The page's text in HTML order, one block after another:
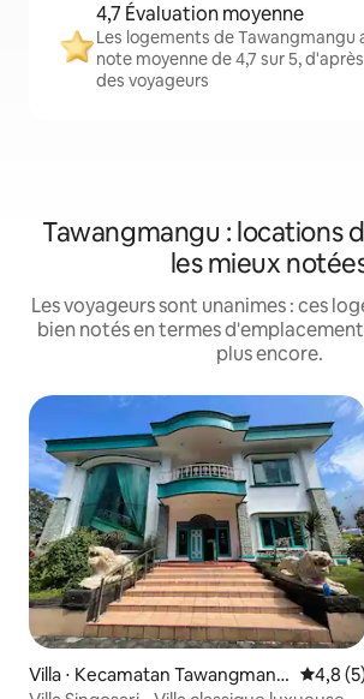
4,7 Évaluation moyenne
Les logements de Tawangmangu
note moyenne de 4,7 sur 5,
des voyageurs
Tawangmangu : locations
les mieux
Les voyageurs sont unanimes : ces
bien notés en termes
plus encore.
Villa ⋅ Kecamatan Tawangmang
4,8